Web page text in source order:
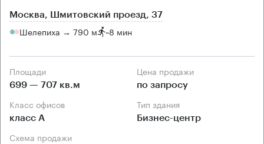
Москва, Шмитовский проезд, 37
Шелепиха → 790 м ~8 мин
Площади
699 — 707 кв.м
Цена продажи
по запросу
Класс офисов
класс А
Тип здания
Бизнес-центр
Схема продажи